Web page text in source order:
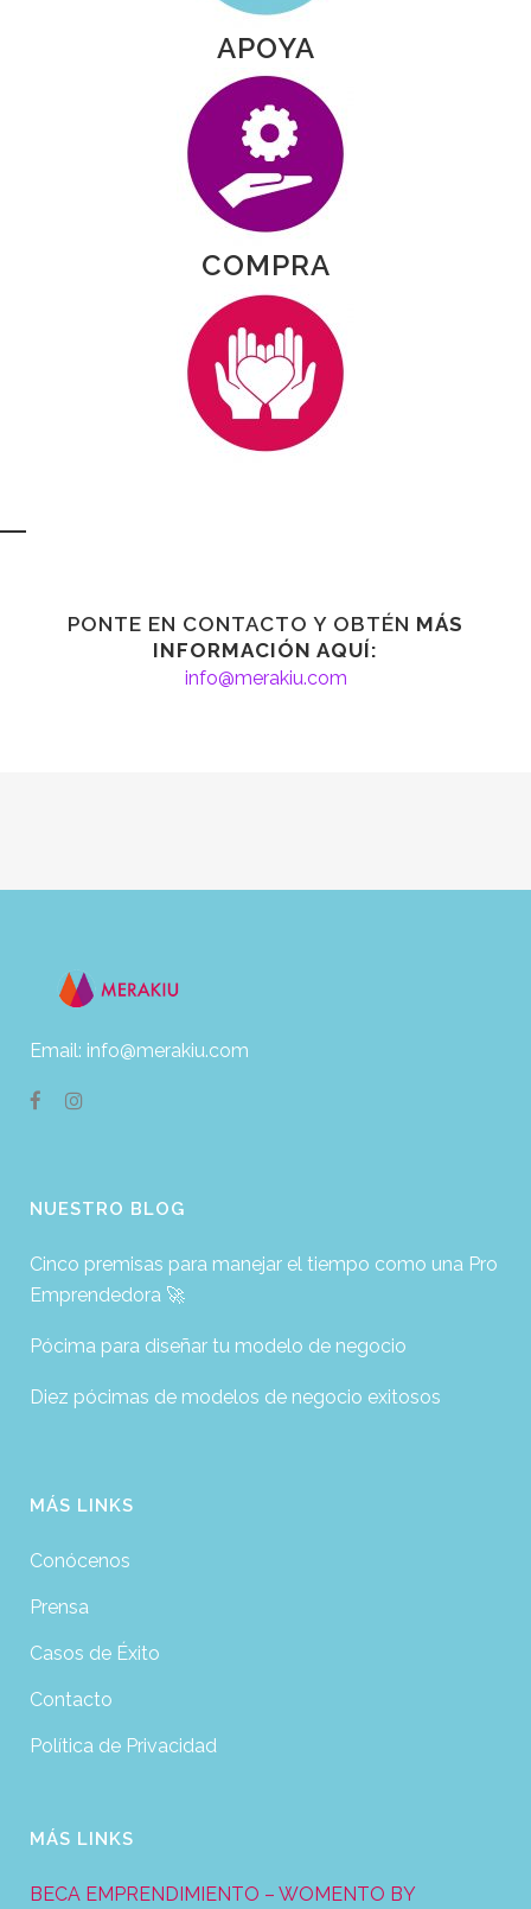
APOYA
COMPRA
PONTE EN CONTACTO Y OBTÉN MÁS
INFORMACIÓN AQUÍ:
info@merakiu.com
Email: info@merakiu.com
NUESTRO BLOG
Cinco premisas para manejar el tiempo como una Pro
Emprendedora 🚀
Pócima para diseñar tu modelo de negocio
Diez pócimas de modelos de negocio exitosos
MÁS LINKS
Conócenos
Prensa
Casos de Éxito
Contacto
Política de Privacidad
MÁS LINKS
BECA EMPRENDIMIENTO – WOMENTO BY